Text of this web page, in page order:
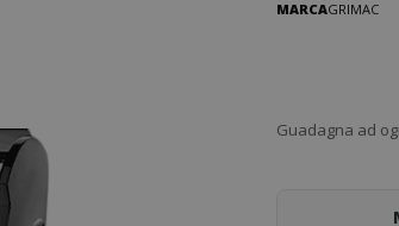
MARCAGRIMAC
Guadagna ad